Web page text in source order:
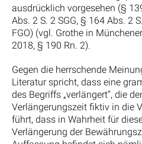
ausdrücklich vorgesehen (§
Abs. 2 S. 2 SGG, § 164 Abs. 2
FGO) (vgl. Grothe in
2018, § 190 Rn. 2).
Gegen die herrschende
Literatur spricht, dass eine
des Begriffs „verlängert“, die
Verlängerungszeit fiktiv in die
führt, dass in Wahrheit für
Verlängerung der